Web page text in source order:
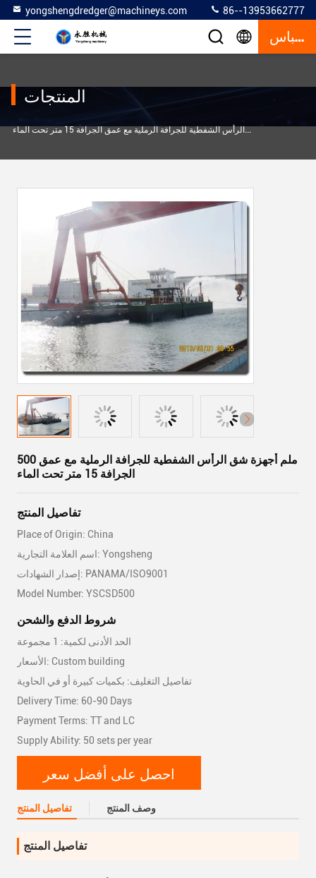
yongshengdredger@machineys.com 86--13953662777
إقتباس
المنتجات
500 ملم أجهزة شق الرأس الشفطية للجرافة الرملية مع عمق
الجرافة 15 متر تحت الماء
تفاصيل المنتج
Place of Origin: China
اسم العلامة التجارية: Yongsheng
إصدار الشهادات: PANAMA/ISO9001
Model Number: YSCSD500
شروط الدفع والشحن
الحد الأدنى لكمية: 1 مجموعة
الأسعار: Custom building
تفاصيل التغليف: بكميات كبيرة أو في الحاوية
Delivery Time: 60-90 Days
Payment Terms: TT and LC
Supply Ability: 50 sets per year
احصل على أفضل سعر
تفاصيل المنتج وصف المنتج
تفاصيل المنتج